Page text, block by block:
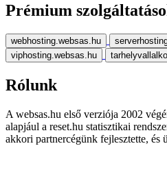
Prémium
webhosting.websas.hu
viphosting.websas.hu
Rólunk
A websas.hu első verziója 2002
alapjául a reset.hu statisztikai
akkori partnercégünk fejlesztette, és